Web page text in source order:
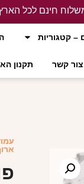
חינם לכל
– קטגוריות
צור קשר תקנון